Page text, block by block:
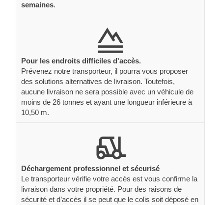
semaines.
Pour les endroits difficiles d'accès.
Prévenez notre transporteur, il pourra vous proposer
des solutions alternatives de livraison. Toutefois,
aucune livraison ne sera possible avec un véhicule de
moins de 26 tonnes et ayant une longueur inférieure à
10,50 m.
Déchargement professionnel et sécurisé
Le transporteur vérifie votre accès est vous confirme la
livraison dans votre propriété. Pour des raisons de
sécurité et d’accès il se peut que le colis soit déposé en